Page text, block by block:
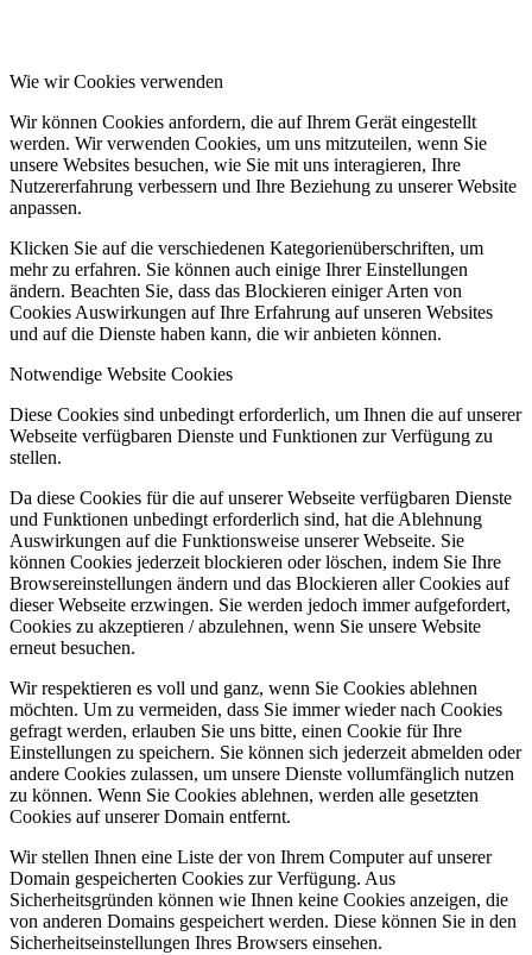
Wie wir Cookies verwenden
Wir können Cookies anfordern, die auf Ihrem Gerät eingestellt
werden. Wir verwenden Cookies, um uns mitzuteilen, wenn Sie
unsere Websites besuchen, wie Sie mit uns interagieren, Ihre
Nutzererfahrung verbessern und Ihre Beziehung zu unserer Website
anpassen.
Klicken Sie auf die verschiedenen Kategorienüberschriften, um
mehr zu erfahren. Sie können auch einige Ihrer Einstellungen
ändern. Beachten Sie, dass das Blockieren einiger Arten von
Cookies Auswirkungen auf Ihre Erfahrung auf unseren Websites
und auf die Dienste haben kann, die wir anbieten können.
Notwendige Website Cookies
Diese Cookies sind unbedingt erforderlich, um Ihnen die auf unserer
Webseite verfügbaren Dienste und Funktionen zur Verfügung zu
stellen.
Da diese Cookies für die auf unserer Webseite verfügbaren Dienste
und Funktionen unbedingt erforderlich sind, hat die Ablehnung
Auswirkungen auf die Funktionsweise unserer Webseite. Sie
können Cookies jederzeit blockieren oder löschen, indem Sie Ihre
Browsereinstellungen ändern und das Blockieren aller Cookies auf
dieser Webseite erzwingen. Sie werden jedoch immer aufgefordert,
Cookies zu akzeptieren / abzulehnen, wenn Sie unsere Website
erneut besuchen.
Wir respektieren es voll und ganz, wenn Sie Cookies ablehnen
möchten. Um zu vermeiden, dass Sie immer wieder nach Cookies
gefragt werden, erlauben Sie uns bitte, einen Cookie für Ihre
Einstellungen zu speichern. Sie können sich jederzeit abmelden oder
andere Cookies zulassen, um unsere Dienste vollumfänglich nutzen
zu können. Wenn Sie Cookies ablehnen, werden alle gesetzten
Cookies auf unserer Domain entfernt.
Wir stellen Ihnen eine Liste der von Ihrem Computer auf unserer
Domain gespeicherten Cookies zur Verfügung. Aus
Sicherheitsgründen können wie Ihnen keine Cookies anzeigen, die
von anderen Domains gespeichert werden. Diese können Sie in den
Sicherheitseinstellungen Ihres Browsers einsehen.